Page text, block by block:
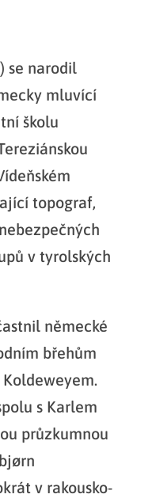
se narodil
mluvící
školu
topograf,
v tyrolských
německé
břehům
s Karlem
průzkumnou
v rakousko-